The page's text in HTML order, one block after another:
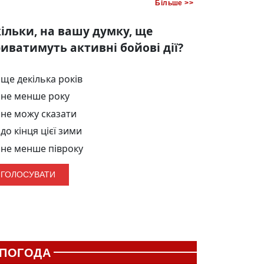
Більше >>
на вашу думку, ще
активні бойові дії?
ще декілька років
не менше року
не можу сказати
до кінця цієї зими
не менше півроку
ПОГОДА